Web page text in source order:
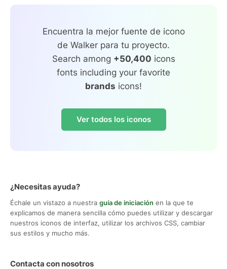
Encuentra la mejor fuente de icono
de Walker para tu proyecto.
Search among +50,400 icons
fonts including your favorite
brands icons!
Ver todos los iconos
¿Necesitas ayuda?
Échale un vistazo a nuestra guía de iniciación en la que te
explicamos de manera sencilla cómo puedes utilizar y descargar
nuestros iconos de interfaz, utilizar los archivos CSS, cambiar
sus estilos y mucho más.
Contacta con nosotros